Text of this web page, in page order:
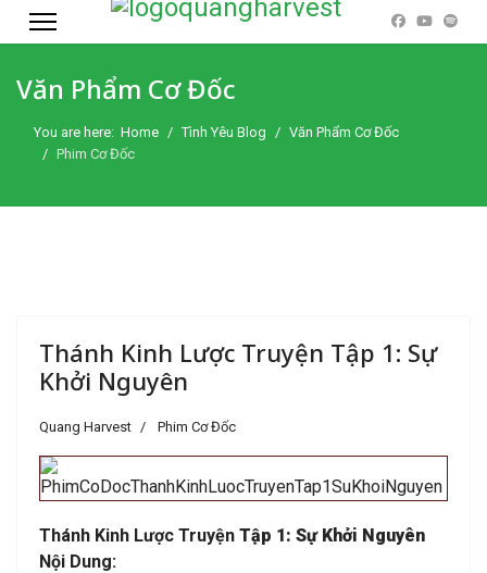
Văn Phẩm Cơ Đốc
You are here: Home Tình Yêu Blog
Văn Phẩm Cơ Đốc
Phim Cơ Đốc
Thánh Kinh Lược Truyện Tập 1: Sự
Khởi Nguyên
Quang Harvest Phim Cơ Đốc
Thánh Kinh Lược Truyện Tập 1: Sự Khởi Nguyên
Nội Dung: